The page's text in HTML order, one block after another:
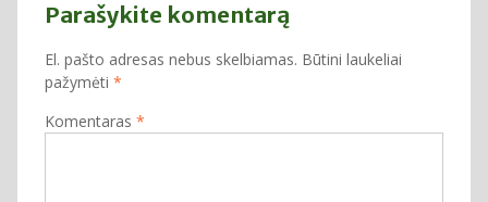
Parašykite komentarą
El. pašto adresas nebus skelbiamas. Būtini laukeliai
pažymėti *
Komentaras *